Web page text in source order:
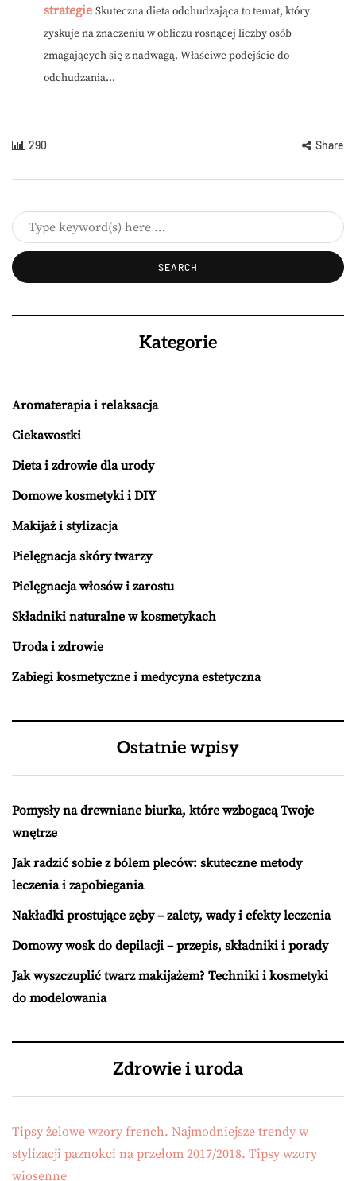
strategie Skuteczna dieta odchudzająca to temat, który
zyskuje na znaczeniu w obliczu rosnącej liczby osób
zmagających się z nadwagą. Właściwe podejście do
odchudzania...
290 Share
Kategorie
Aromaterapia i relaksacja
Ciekawostki
Dieta i zdrowie dla urody
Domowe kosmetyki i DIY
Makijaż i stylizacja
Pielęgnacja skóry twarzy
Pielęgnacja włosów i zarostu
Składniki naturalne w kosmetykach
Uroda i zdrowie
Zabiegi kosmetyczne i medycyna estetyczna
Ostatnie wpisy
Pomysły na drewniane biurka, które wzbogacą Twoje
wnętrze
Jak radzić sobie z bólem pleców: skuteczne metody
leczenia i zapobiegania
Nakładki prostujące zęby – zalety, wady i efekty leczenia
Domowy wosk do depilacji – przepis, składniki i porady
Jak wyszczuplić twarz makijażem? Techniki i kosmetyki
do modelowania
Zdrowie i uroda
Tipsy żelowe wzory french. Najmodniejsze trendy w
stylizacji paznokci na przełom 2017/2018. Tipsy wzory
wiosenne